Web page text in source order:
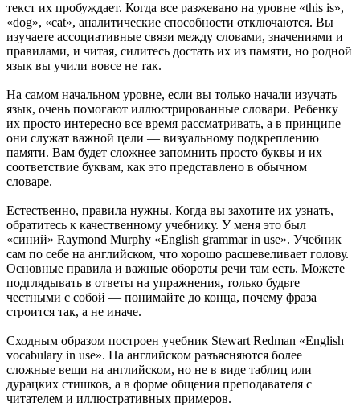
текст их пробуждает. Когда все разжевано на уровне «this is»,
«dog», «cat», аналитические способности отключаются. Вы
изучаете ассоциативные связи между словами, значениями и
правилами, и читая, силитесь достать их из памяти, но родной
язык вы учили вовсе не так.
На самом начальном уровне, если вы только начали изучать
язык, очень помогают иллюстрированные словари. Ребенку
их просто интересно все время рассматривать, а в принципе
они служат важной цели — визуальному подкреплению
памяти. Вам будет сложнее запомнить просто буквы и их
соответствие буквам, как это представлено в обычном
словаре.
Естественно, правила нужны. Когда вы захотите их узнать,
обратитесь к качественному учебнику. У меня это был
«синий» Raymond Murphy «English grammar in use». Учебник
сам по себе на английском, что хорошо расшевеливает голову.
Основные правила и важные обороты речи там есть. Можете
подглядывать в ответы на упражнения, только будьте
честными с собой — понимайте до конца, почему фраза
строится так, а не иначе.
Сходным образом построен учебник Stewart Redman «English
vocabulary in use». На английском разъясняются более
сложные вещи на английском, но не в виде таблиц или
дурацких стишков, а в форме общения преподавателя с
читателем и иллюстративных примеров.